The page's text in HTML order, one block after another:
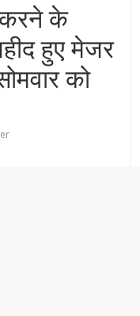
करने के
हुए मेजर
को